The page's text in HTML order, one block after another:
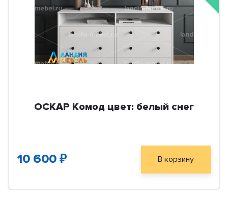
ОСКАР Комод цвет: белый снег
10 600 ₽ В корзину